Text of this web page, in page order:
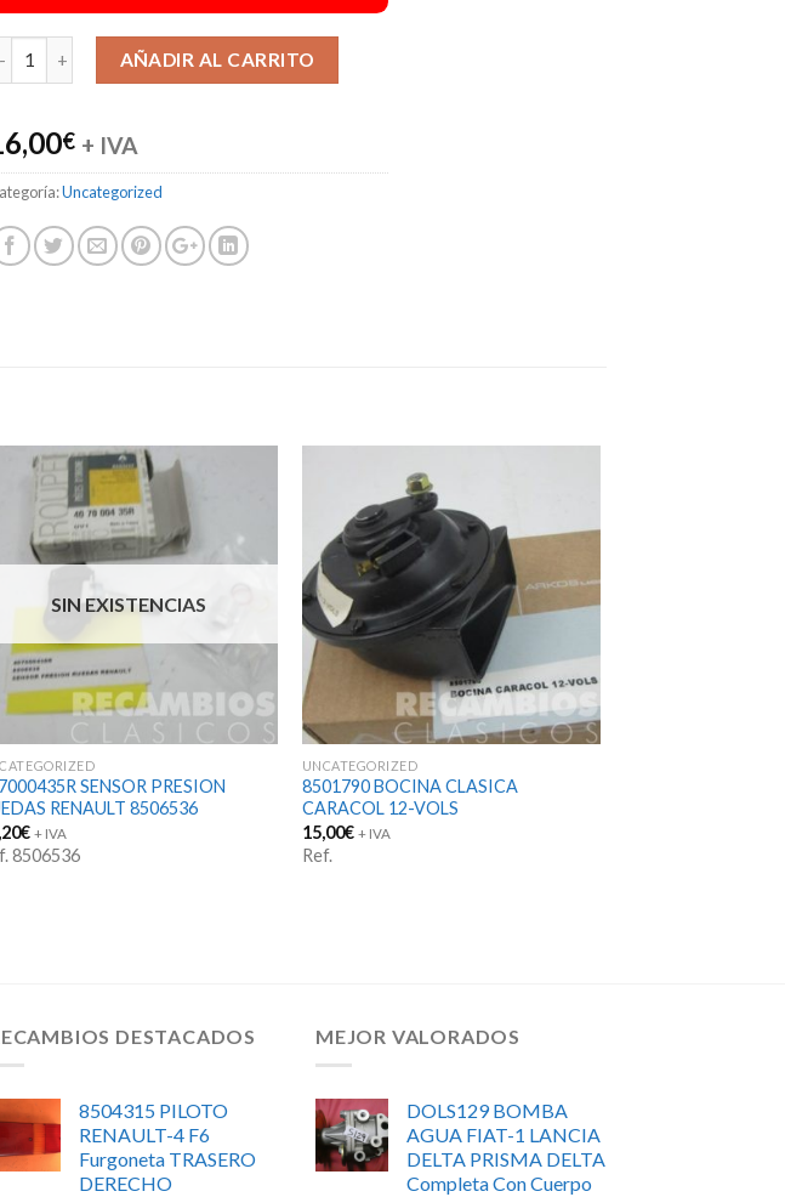
AÑADIR AL CARRITO
€ + IVA
Uncategorized
SIN EXISTENCIAS
SENSOR PRESION
RENAULT 8506536
€ + IVA
8506536
UNCATEGORIZED
8501790 BOCINA CLASICA
CARACOL 12-VOLS
15,00€ + IVA
Ref.
DESTACADOS
8504315 PILOTO
RENAULT-4 F6
Furgoneta TRASERO
DERECHO
MEJOR VALORADOS
DOLS129 BOMBA
AGUA FIAT-1 LANCIA
DELTA PRISMA DELTA
Completa Con Cuerpo